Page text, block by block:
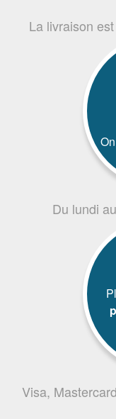
La livraison
Du lundi
Visa,